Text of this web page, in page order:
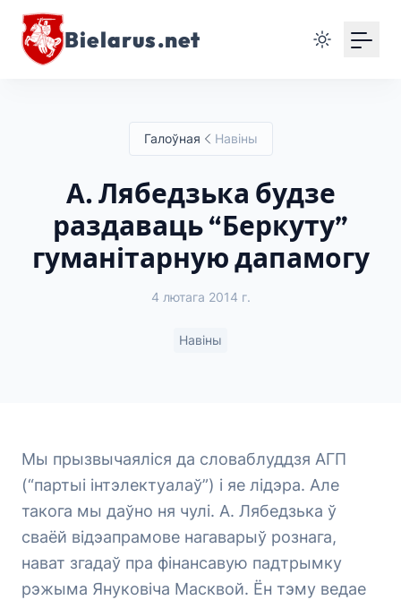
Bielarus.net
Галоўная Навіны
А. Лябедзька будзе
раздаваць “Беркуту”
гуманітарную дапамогу
4 лютага 2014 г.
Навіны
Мы прызвычаяліся да словаблуддзя АГП
(“партыі інтэлектуалаў”) і яе лідэра. Але
такога мы даўно ня чулі. А. Лябедзька ў
сваёй відэапрамове нагаварыў рознага,
нават згадаў пра фінансавую падтрымку
рэжыма Януковіча Масквой. Ён тэму ведае